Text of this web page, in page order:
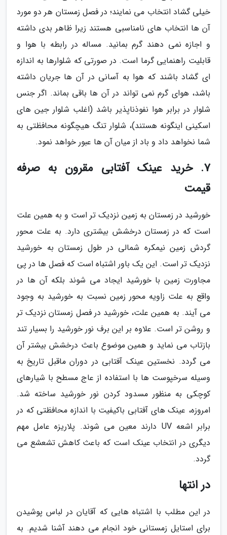
خیلی گشاد انتخاب می نمایند؛ در فصل زمستان هر دو مورد
آن ها انتخاب های نامناسبی هستند زیرا ظاهر بدی داشته
و اجازه نمی دهند گرم بمانید. مساله در رابطه با هوا و
قابلیت راهنمایی گرما است. در صورتی که شلوارها به اندازه
ای گشاد باشند که هوا به آسانی در آن ها جریان داشته
باشد، هوای گرم نمی تواند در آن ها باقی بماند. اگر جنس
شلوار در برابر هوا نفوذناپذیر باشد (اغلب شلوار جین های
اسکینی اینگونه هستند)، شلوار تنگ هیچگونه محافظتی به
شما نخواهد داد و باد از میان آن ها عبور خواهد نمود.
7. خرید عینک آفتابی مقرون به صرفه
قیمت
خورشید در زمستان به زمین نزدیک تر است و به همین علت
است که در زمستان درخشش بیشتری دارد. به علت محور
گردش زمین نیمکره شمالی در طول زمستان به خورشید
نزدیک تر است. این یک باور اشتباه است که فصل ها در پی
مجاورت زمین با خورشید ایجاد می شوند بلکه آن ها در
واقع به علت زاویه محور زمین نسبت به خورشید به وجود
می آیند. به همین علت، خورشید در فصل زمستان نزدیک تر
و روشن تر است. علاوه بر این برف نور خورشید را بسیار تند
بازتاب می نماید و همین موضوع باعث درخشش بیشتر آن
می گردد. نخستین عینک آفتابی در دوران ماقبل تاریخ به
وسیله سرخپوست ها با استفاده از عاج مسطح با شیارهای
کوچکی به منظور مسدود کردن نور خورشید ساخته شد.
امروزه، عینک های آفتابی باکیفیت با اندازه محافظتی که در
برابر اشعه UV دارند معین می شوند. پلاریزه عامل مهم
دیگری در انتخاب عینک است که باعث کاهش تشعشع می
گردد.
در انتها
در این مطلب با اشتباه هایی که آقایان در لباس پوشیدن
برای استایل زمستانی خود انجام می دهند آشنا شدیم. به